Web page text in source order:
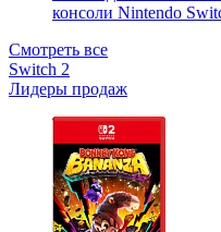
консоли Nintendo
Смотреть все
Switch 2
Лидеры продаж